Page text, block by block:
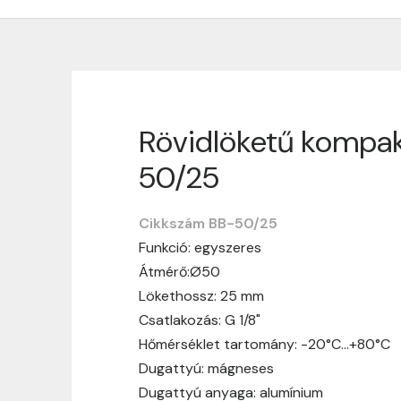
Rövidlöketű
50/25
Cikkszám BB-50/25
Funkció: egyszeres
Átmérő:Ø50
Lökethossz: 25 mm
Csatlakozás: G 1/8"
Hőmérséklet tartomány: -20°C…+80°C
Dugattyú: mágneses
Dugattyú anyaga: alumínium
Szállítási
Nagyon köszönjük, hogy
Szállítási idő:
hosszabb ideig tart, előre
Szállítási díj:A szállítási díj függ a
megtekinthetitek, mielőtt a